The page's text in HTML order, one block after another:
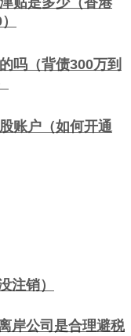
吗（背债300万到
账户（如何开通
注销）
岸公司是合理避税